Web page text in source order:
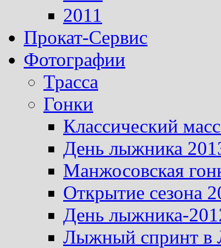
2011
Прокат-Сервис
Фотографии
Трасса
Гонки
Классический
День лыжника
Манжосовская
Открытие сезона
День лыжника-
Лыжный спринт в